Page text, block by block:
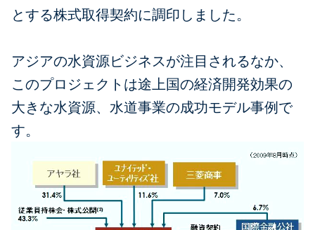
とする株式取得契約に調印しました。
アジアの水資源ビジネスが注目されるなか、
このプロジェクトは途上国の経済開発効果の
大きな水資源、水道事業の成功モデル事例で
す。